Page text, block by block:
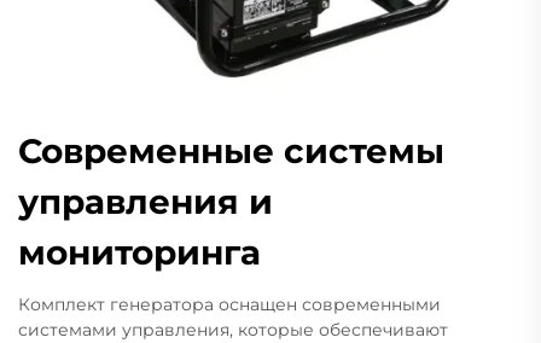
Современные системы
управления и
мониторинга
Комплект генератора оснащен современными
системами управления, которые обеспечивают